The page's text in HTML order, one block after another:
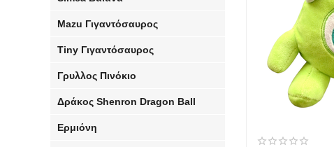
Mazu Γιγαντόσαυρος
Tiny Γιγαντόσαυρος
Γρυλλος Πινόκιο
Δράκος Shenron Dragon Ball
Ερμιόνη